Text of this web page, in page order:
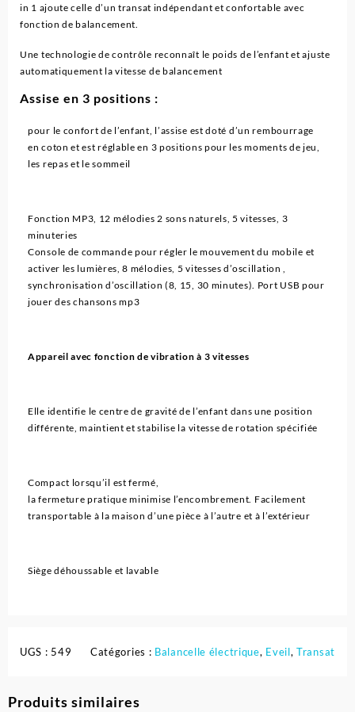
in 1 ajoute celle d’un transat indépendant et confortable avec
fonction de balancement.
Une technologie de contrôle reconnaît le poids de l’enfant et ajuste
automatiquement la vitesse de balancement
Assise en 3 positions :
pour le confort de l’enfant, l’assise est doté d’un rembourrage
en coton et est réglable en 3 positions pour les moments de jeu,
les repas et le sommeil
Fonction MP3, 12 mélodies 2 sons naturels, 5 vitesses, 3
minuteries
Console de commande pour régler le mouvement du mobile et
activer les lumières, 8 mélodies, 5 vitesses d’oscillation ,
synchronisation d’oscillation (8, 15, 30 minutes). Port USB pour
jouer des chansons mp3
Appareil avec fonction de vibration à 3 vitesses
Elle identifie le centre de gravité de l’enfant dans une position
différente, maintient et stabilise la vitesse de rotation spécifiée
Compact lorsqu’il est fermé,
la fermeture pratique minimise l’encombrement. Facilement
transportable à la maison d’une pièce à l’autre et à l’extérieur
Siège déhoussable et lavable
UGS : 549 Catégories : Balancelle électrique, Eveil,Transat
Produits similaires